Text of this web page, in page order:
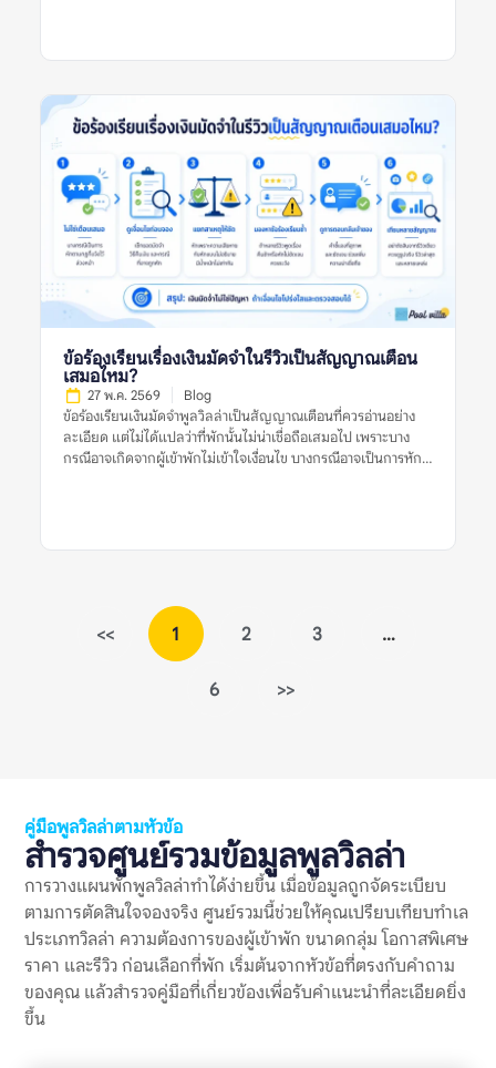
ชัดเจนหรือไม่ ใช้เสียงได้ถึงกี่โมง และมีความเสี่ยงเรื่องค่าปรับหรือ
กัน ไม่ใช่ดูจากรีวิวเดียว รูปเดียว หรือคะแนนดาวเพียงอย่างเดียว
ความหมายของข้อร้องเรียนเรื่องเสียงในรีวิวพูลวิลล่าคืออะไร?
ความหมายของข้อร้องเรียนเรื่องเสียงในรีวิวพูลวิลล่า คือข้อมูลที่ผู้
เข้าพักหรือผู้รีวิวพูดถึงปัญหาเกี่ยวกับเสียงระหว่างเข้าพัก เช่น เสียง
ดังจากบ้านข้างเคียง เสียงรถ เสียงสถานบันเทิงใกล้ที่พัก เสียงจาก
กลุ่มผู้เข้าพักเอง หรือการถูกเตือนเรื่องใช้เสียงเกินเวลาที่กำหนด ข้อ
ร้องเรียนเรื่องเสียงอาจสะท้อนหลายอย่าง เช่น ทำเลของบ้านอยู่ใกล้
ชุมชนมาก กฎบ้านเข้มงวด พื้นที่ไม่เหมาะกับปาร์ตี้ หรือที่พักอยู่ใน
โซนที่เสียงจากภายนอกรบกวนการพักผ่อน ในบางกรณี รีวิวเรื่อง
เสียงอาจไม่ได้เกิดจากตัวที่พักไม่ดี แต่เกิดจากผู้เข้าพักไม่อ่านกฎ
บ้านให้ละเอียดก่อนจอง รีวิวที่มีประโยชน์ควรระบุให้ชัดว่าเสียงมา
จากไหน เกิดช่วงเวลาใด และกระทบมากแค่ไหน เช่น “หลัง 22.00
น. ต้องลดเสียง” “บ้านอยู่ติดถนนจึงได้ยินเสียงรถ” หรือ “เพื่อน
บ้านร้องเรียนเมื่อเปิดเพลงดัง” รายละเอียดเหล่านี้ช่วยให้ผู้อ่าน
ประเมินได้ว่าปัญหานั้นเกี่ยวข้องกับทริปของตนหรือไม่ ทำไมข้อร้อง
เรียนเรื่องเสียงจึงสำคัญก่อนจองพูลวิลล่า? พูลวิลล่ามักมีพื้นที่ส่วน
กลาง สระว่ายน้ำ ลานปิ้งย่าง หรือคาราโอเกะ ซึ่งเป็นกิจกรรมที่เกิด
เสียงได้ง่าย หากผู้เข้าพักต้องการจัดปาร์ตี้ […]
ข้อร้องเรียนเรื่องเงินมัดจำในรีวิวเป็นสัญญาณเตือน
เสมอไหม?
27 พ.ค. 2569 Blog
ข้อร้องเรียนเงินมัดจำพูลวิลล่าเป็นสัญญาณเตือนที่ควรอ่านอย่าง
ละเอียด แต่ไม่ได้แปลว่าที่พักนั้นไม่น่าเชื่อถือเสมอไป เพราะบาง
กรณีอาจเกิดจากผู้เข้าพักไม่เข้าใจเงื่อนไข บางกรณีอาจเป็นการหัก
เตือนหมายถึงอะไร? ข้อร้องเรียนเงินมัดจำพูลวิลล่าเป็นสัญญาณ
เตือน หมายถึงรีวิวที่ผู้เข้าพักพูดถึงปัญหาเกี่ยวกับเงินมัดจำ เช่น คืน
เงินช้า หักเงินโดยไม่อธิบาย เงื่อนไขไม่ชัด หรือยอดเงินที่ต้องวาง
คุ้มครองความเสียหายที่อาจเกิดขึ้นกับบ้าน เช่น เฟอร์นิเจอร์เสียหาย
ไว้ก่อนหรือไม่ เจ้าของอธิบายอย่างไร และมีผู้เข้าพักคนอื่นเจอ
ปัญหาแบบเดียวกันซ้ำหรือเปล่า ทำไมข้อร้องเรียนเรื่องเงินมัดจำจึง
สำคัญ? พูลวิลล่ามักมีค่าใช้จ่ายสูงกว่าที่พักทั่วไป และมักจองเป็นก
ลุ่ม การวางเงินมัดจำจึงอาจเป็นจำนวนเงินที่ไม่น้อย หากเกิดความ
เข้าใจผิดเรื่องการคืนเงินหรือการหักเงิน อาจกระทบความรู้สึกของ
ทั้งกลุ่ม แม้ตัวบ้านจะดีหรือทริปโดยรวมจะสนุกก็ตาม ข้อร้องเรียน
เงินมัดจำพูลวิลล่าเป็นสัญญาณเตือนที่สำคัญ เพราะช่วยสะท้อน
หลายเรื่องพร้อมกัน ได้แก่ ความชัดเจนของกฎบ้าน ความโปร่งใส
ของค่าใช้จ่าย วิธีสื่อสารของเจ้าของที่พัก […]
<< 1 2 3 …
6 >>
คู่มือพูลวิลล่าตามหัวข้อ
สำรวจศูนย์รวมข้อมูลพูลวิลล่า
การวางแผนพักพูลวิลล่าทำได้ง่ายขึ้น เมื่อข้อมูลถูกจัดระเบียบ
ตามการตัดสินใจจองจริง ศูนย์รวมนี้ช่วยให้คุณเปรียบเทียบทำเล
ประเภทวิลล่า ความต้องการของผู้เข้าพัก ขนาดกลุ่ม โอกาสพิเศษ
ราคา และรีวิว ก่อนเลือกที่พัก เริ่มต้นจากหัวข้อที่ตรงกับคำถาม
ของคุณ แล้วสำรวจคู่มือที่เกี่ยวข้องเพื่อรับคำแนะนำที่ละเอียดยิ่ง
ขึ้น